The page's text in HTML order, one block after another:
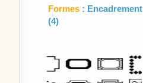
Formes : Encadrement
(4)